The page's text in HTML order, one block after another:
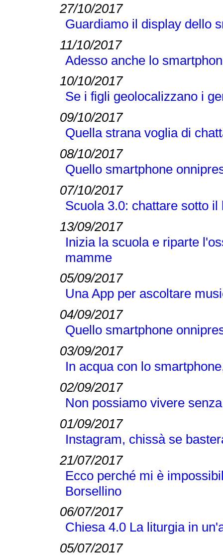
27/10/2017
Guardiamo il display dello
11/10/2017
Adesso anche lo
10/10/2017
Se i figli geolocalizzano i
09/10/2017
Quella strana voglia di
08/10/2017
Quello smartphone
07/10/2017
Scuola 3.0: chattare sotto
13/09/2017
Inizia la scuola e riparte
mamme
05/09/2017
Una App per ascoltare
04/09/2017
Quello smartphone
03/09/2017
In acqua con lo
02/09/2017
Non possiamo vivere
01/09/2017
Instagram, chissà se
21/07/2017
Ecco perché mi è
Borsellino
06/07/2017
Chiesa 4.0 La liturgia in
05/07/2017